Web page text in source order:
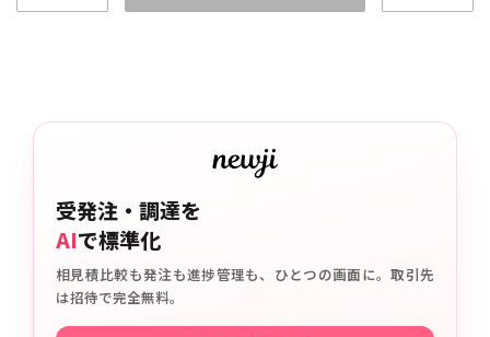
受発注・調達を
AIで標準化
相見積比較も発注も進捗管理も、ひとつの画面に。取引先
は招待で完全無料。